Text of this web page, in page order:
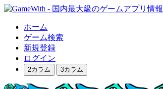
ホーム
ゲーム検索
新規登録
ログイン
2カラム 3カラム